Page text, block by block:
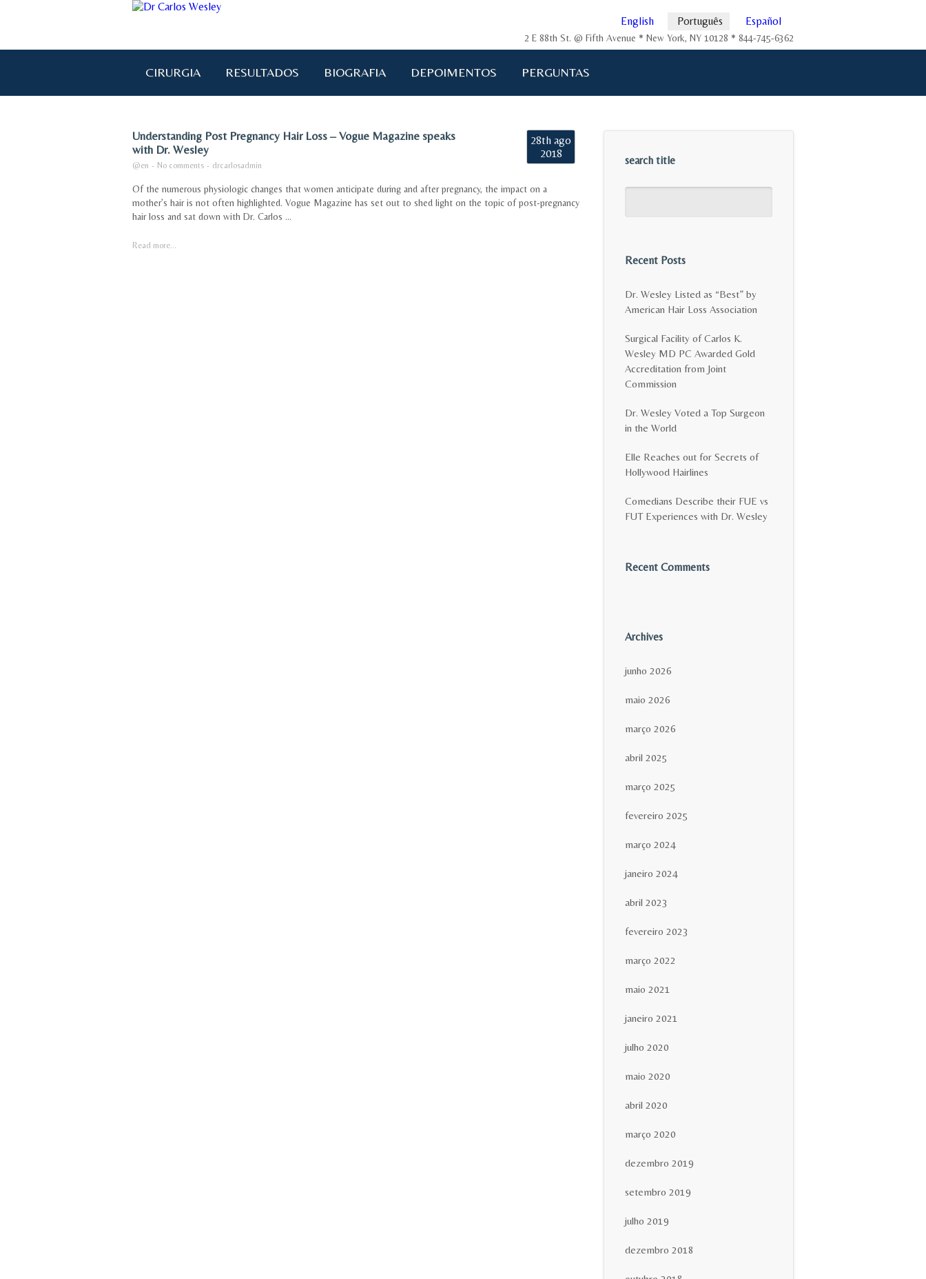
2 E 88th St. @ Fifth Avenue * New York, NY 10128 * 844-745-6362
English Português Español
CIRURGIA RESULTADOS BIOGRAFIA DEPOIMENTOS PERGUNTAS
28th ago
2018
Understanding Post Pregnancy Hair Loss – Vogue Magazine speaks
with Dr. Wesley
@en - No comments - drcarlosadmin
Of the numerous physiologic changes that women anticipate during and after pregnancy, the impact on a
mother’s hair is not often highlighted. Vogue Magazine has set out to shed light on the topic of post-pregnancy
hair loss and sat down with Dr. Carlos ...
Read more...
search title
Recent Posts
Dr. Wesley Listed as “Best” by
American Hair Loss Association
Surgical Facility of Carlos K.
Wesley MD PC Awarded Gold
Accreditation from Joint
Commission
Dr. Wesley Voted a Top Surgeon
in the World
Elle Reaches out for Secrets of
Hollywood Hairlines
Comedians Describe their FUE vs
FUT Experiences with Dr. Wesley
Recent Comments
Archives
junho 2026
maio 2026
março 2026
abril 2025
março 2025
fevereiro 2025
março 2024
janeiro 2024
abril 2023
fevereiro 2023
março 2022
maio 2021
janeiro 2021
julho 2020
maio 2020
abril 2020
março 2020
dezembro 2019
setembro 2019
julho 2019
dezembro 2018